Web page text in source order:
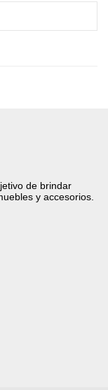
de brindar
y accesorios.